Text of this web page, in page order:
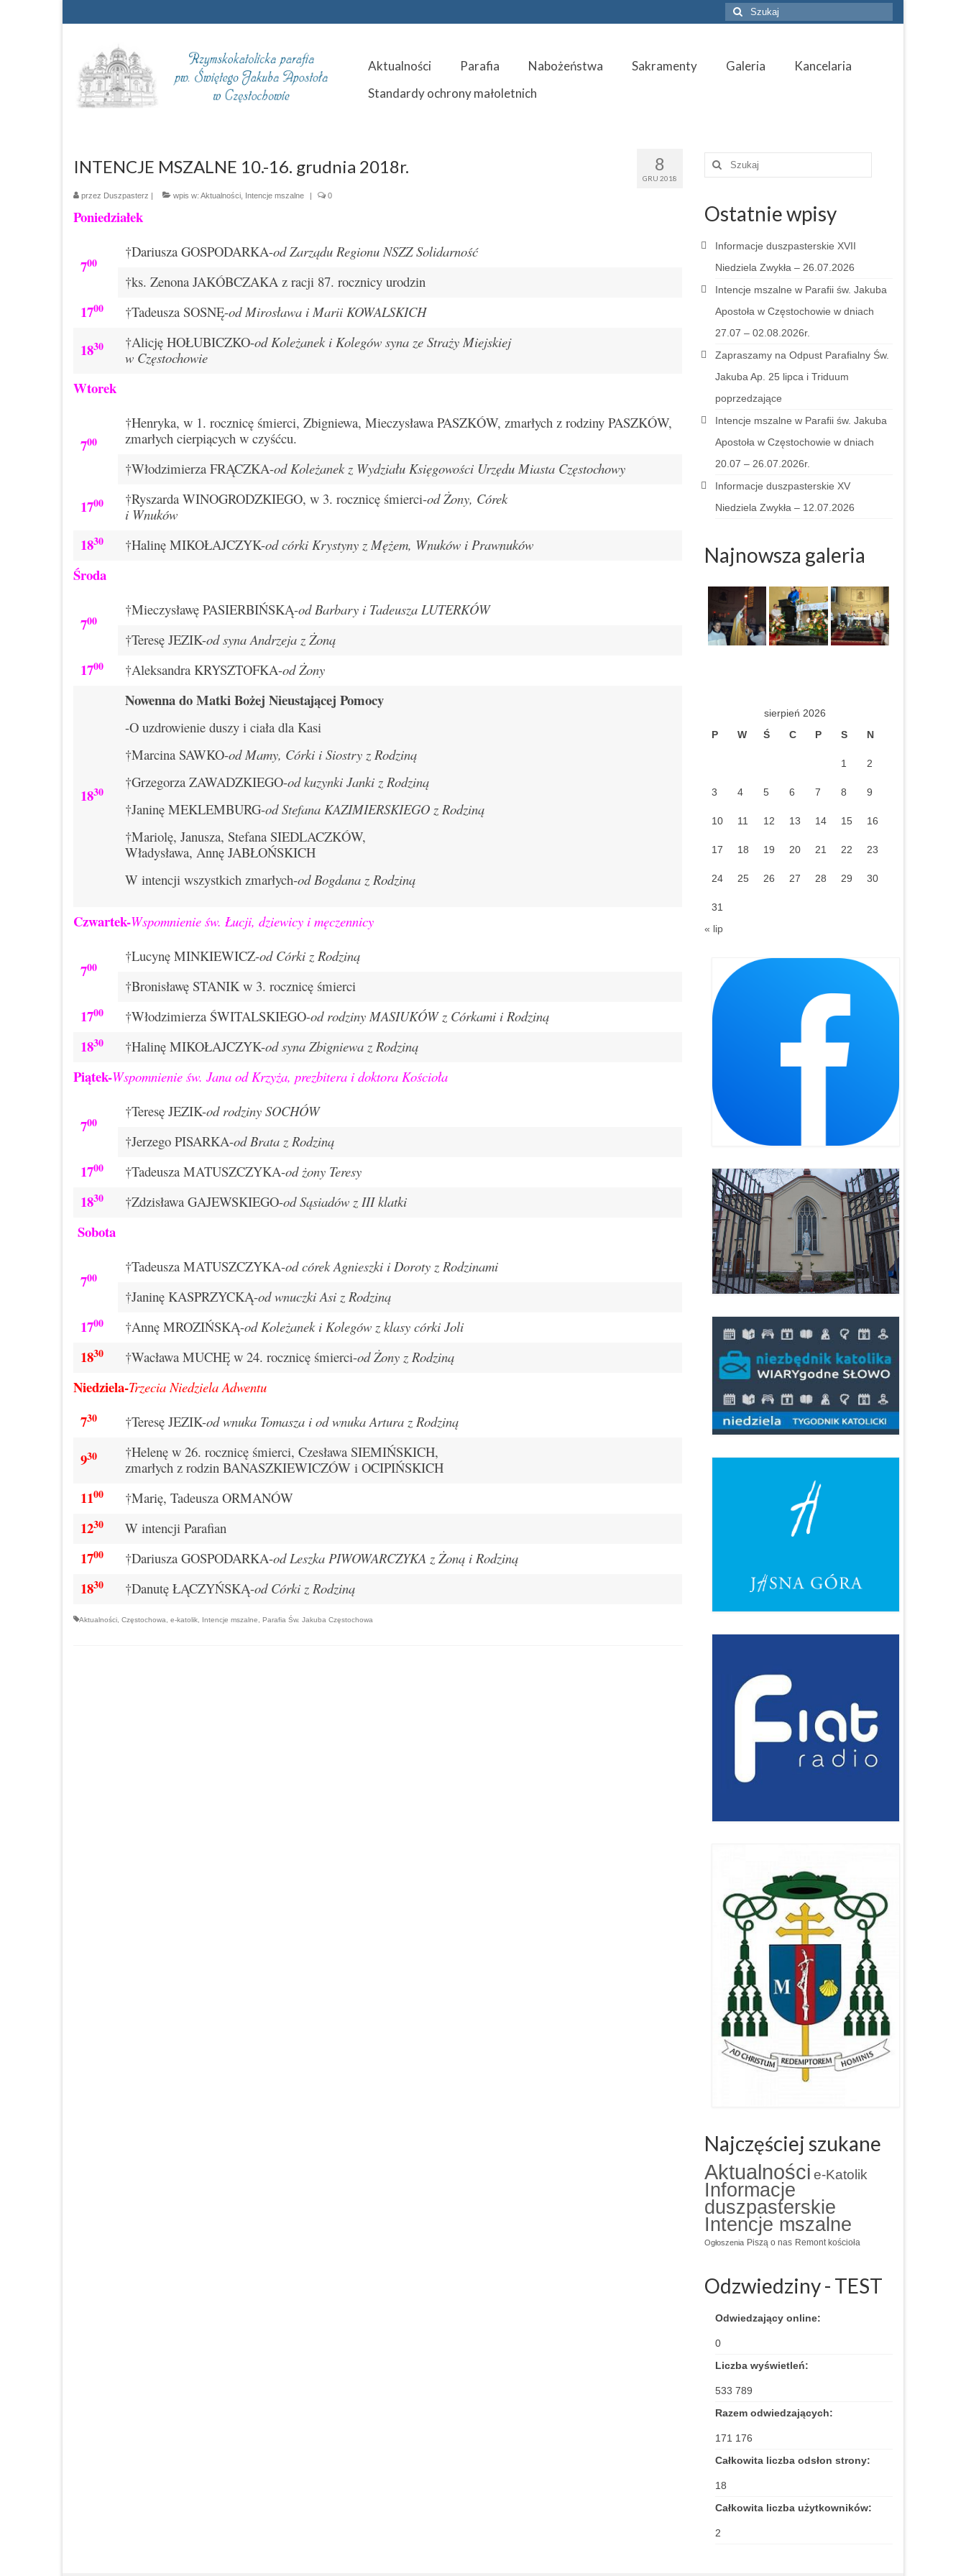
Szuklaj
w:
Aktualności Parafia Nabożeństwa Sakramenty Galeria
Kancelaria
Standardy ochrony małoletnich
8
GRU 2018
INTENCJE MSZALNE 10.-16. grudnia 2018r.
przez Duszpasterz wpis w: Aktualności Intencje mszalne 0
Poniedziałek
700
†Dariusza GOSPODARKA-od Zarządu Regionu NSZZ Solidarność
†ks. Zenona JAKÓBCZAKA z racji 87. rocznicy urodzin
1700 †Tadeusza SOSNĘ-od Mirosława i Marii KOWALSKICH
1830 †Alicję HOŁUBICZKO-od Koleżanek i Kolegów syna ze Straży Miejskiej
w Częstochowie
Wtorek
700
†Henryka, w 1. rocznicę śmierci, Zbigniewa, Mieczysława PASZKÓW, zmarłych z rodziny PASZKÓW,
zmarłych cierpiących w czyśćcu.
†Włodzimierza FRĄCZKA-od Koleżanek z Wydziału Księgowości Urzędu Miasta Częstochowy
1700 †Ryszarda WINOGRODZKIEGO, w 3. rocznicę śmierci-od Żony, Córek
i Wnuków
1830 †Halinę MIKOŁAJCZYK-od córki Krystyny z Mężem, Wnuków i Prawnuków
Środa
700
†Mieczysławę PASIERBIŃSKĄ-od Barbary i Tadeusza LUTERKÓW
†Teresę JEZIK-od syna Andrzeja z Żoną
1700 †Aleksandra KRYSZTOFKA-od Żony
1830
Nowenna do Matki Bożej Nieustającej Pomocy
-O uzdrowienie duszy i ciała dla Kasi
†Marcina SAWKO-od Mamy, Córki i Siostry z Rodziną
†Grzegorza ZAWADZKIEGO-od kuzynki Janki z Rodziną
†Janinę MEKLEMBURG-od Stefana KAZIMIERSKIEGO z Rodziną
†Mariolę, Janusza, Stefana SIEDLACZKÓW,
Władysława, Annę JABŁOŃSKICH
W intencji wszystkich zmarłych-od Bogdana z Rodziną
Czwartek-Wspomnienie św. Łucji, dziewicy i męczennicy
700
†Lucynę MINKIEWICZ-od Córki z Rodziną
†Bronisławę STANIK w 3. rocznicę śmierci
1700 †Włodzimierza ŚWITALSKIEGO-od rodziny MASIUKÓW z Córkami i Rodziną
1830 †Halinę MIKOŁAJCZYK-od syna Zbigniewa z Rodziną
Piątek-Wspomnienie św. Jana od Krzyża, prezbitera i doktora Kościoła
700
†Teresę JEZIK-od rodziny SOCHÓW
†Jerzego PISARKA-od Brata z Rodziną
1700 †Tadeusza MATUSZCZYKA-od żony Teresy
1830 †Zdzisława GAJEWSKIEGO-od Sąsiadów z III klatki
Sobota
700
†Tadeusza MATUSZCZYKA-od córek Agnieszki i Doroty z Rodzinami
†Janinę KASPRZYCKĄ-od wnuczki Asi z Rodziną
1700 †Annę MROZIŃSKĄ-od Koleżanek i Kolegów z klasy córki Joli
1830 †Wacława MUCHĘ w 24. rocznicę śmierci-od Żony z Rodziną
Niedziela-Trzecia Niedziela Adwentu
730 †Teresę JEZIK-od wnuka Tomasza i od wnuka Artura z Rodziną
930
†Helenę w 26. rocznicę śmierci, Czesława SIEMIŃSKICH,
zmarłych z rodzin BANASZKIEWICZÓW i OCIPIŃSKICH
1100 †Marię, Tadeusza ORMANÓW
1230 W intencji Parafian
1700 †Dariusza GOSPODARKA-od Leszka PIWOWARCZYKA z Żoną i Rodziną
1830 †Danutę ŁĄCZYŃSKĄ-od Córki z Rodziną
Aktualności, Częstochowa, e-katolik, Intencje mszalne, Parafia Św. Jakuba Częstochowa
Szuklaj
Ostatnie wpisy
Informacje duszpasterskie XVII
Niedziela Zwykła – 26.07.2026
Intencje mszalne w Parafii św. Jakuba
Apostoła w Częstochowie w dniach
27.07 – 02.08.2026r.
Zapraszamy na Odpust Parafialny Św.
Jakuba Ap. 25 lipca i Triduum
poprzedzające
Intencje mszalne w Parafii św. Jakuba
Apostoła w Częstochowie w dniach
20.07 – 26.07.2026r.
Informacje duszpasterskie XV
Niedziela Zwykła – 12.07.2026
Najnowsza galeria
sierpień 2026
P
W Ś C P S N
1 2
3 4 5 6 7 8 9
10 11 12 13 14 15 16
17 18 19 20 21 22 23
24 25 26 27 28 29 30
31
« lip
Najczęściej szukane
Aktualności e-Katolik
Informacje
duszpasterskie
Intencje mszalne
Ogłoszenia Piszą o nas Remont kościoła
Odzwiedziny - TEST
Odwiedzający online:
0
Liczba wyświetleń:
533 789
Razem odwiedzających:
171 176
Całkowita liczba odsłon strony:
18
Całkowita liczba użytkowników:
2